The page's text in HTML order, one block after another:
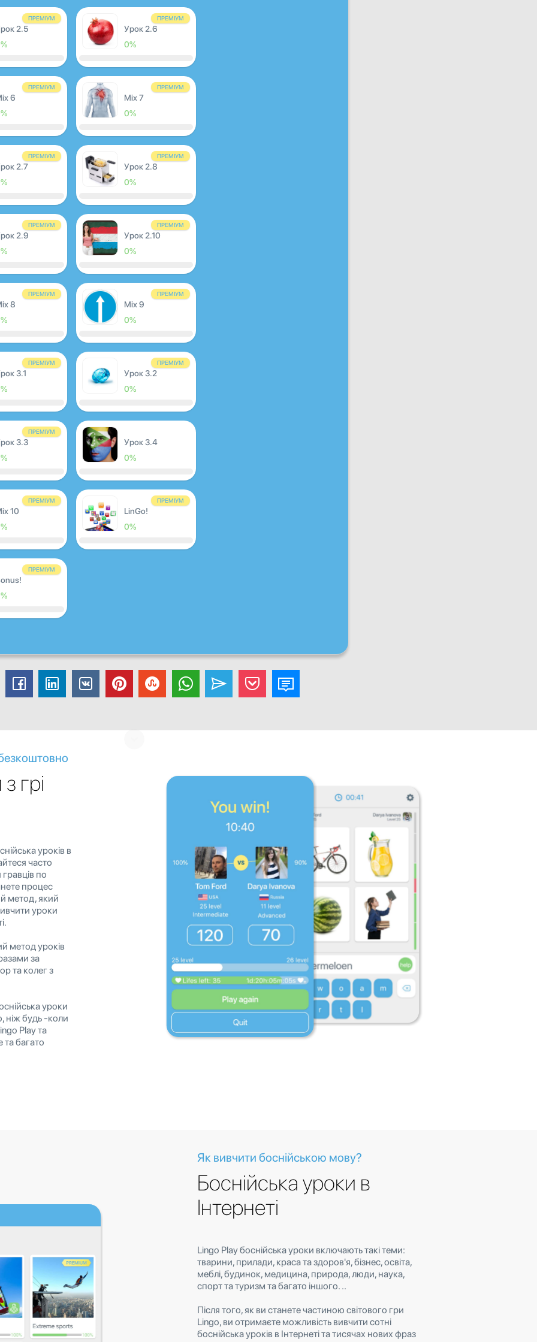
ПРЕМІУМ
2.5
ПРЕМІУМ
Урок 2.6
0%
ПРЕМІУМ
6
ПРЕМІУМ
Mix 7
0%
ПРЕМІУМ
2.7
ПРЕМІУМ
Урок 2.8
0%
ПРЕМІУМ
2.9
ПРЕМІУМ
Урок 2.10
0%
ПРЕМІУМ
8
ПРЕМІУМ
Mix 9
0%
ПРЕМІУМ
3.1
ПРЕМІУМ
Урок 3.2
0%
ПРЕМІУМ
3.3
Урок 3.4
0%
ПРЕМІУМ
10
ПРЕМІУМ
LinGo!
0%
ПРЕМІУМ
грі
уроків в
часто
по
процес
метод, який
уроки
метод уроків
за
та колег з
уроки
ніж будь -коли
Play та
та багато
Як вивчити боснійською мову?
Боснійська уроки в
Інтернеті
Lingo Play боснійська уроки включають такі теми:
тварини, прилади, краса та здоров'я, бізнес, освіта,
меблі, будинок, медицина, природа, люди, наука,
спорт та туризм та багато іншого. ..
Після того, як ви станете частиною світового гри
Lingo, ви отримаєте можливість вивчити сотні
боснійська уроків в Інтернеті та тисячах нових фраз